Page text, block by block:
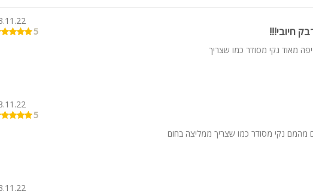
חיובי!!!
5
מאוד נקי מסודר כמו שצריך
5
מהמם נקי מסודר כמו שצריך ממליצה בחום